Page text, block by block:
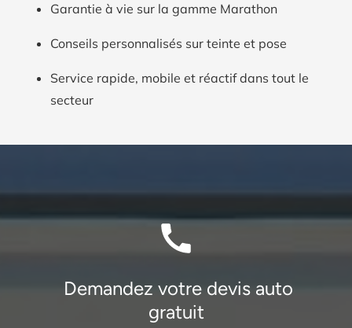
Garantie à vie sur la gamme Marathon
Conseils personnalisés sur teinte et pose
Service rapide, mobile et réactif dans tout le
secteur
Demandez votre devis auto
gratuit